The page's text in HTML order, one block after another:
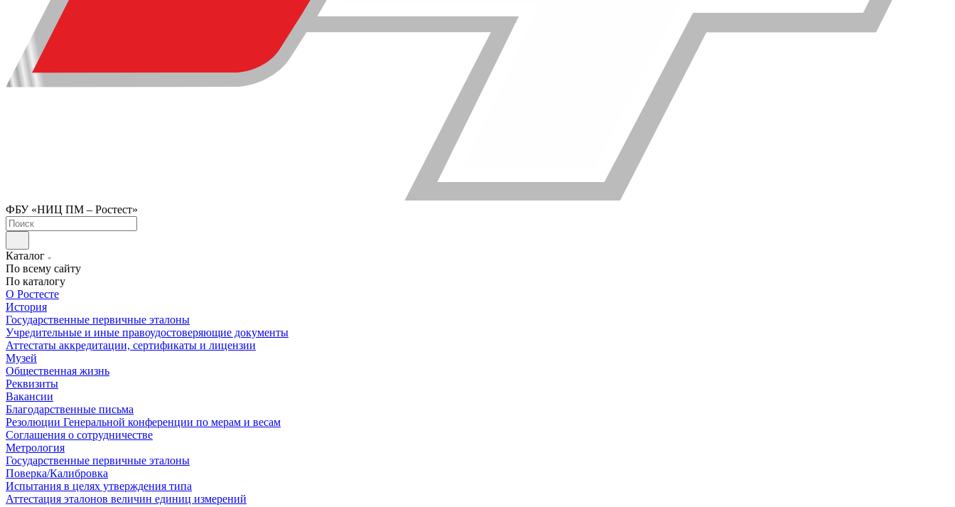
ФБУ «НИЦ ПМ – Ростест»
Каталог
По всему сайту
По каталогу
О Ростесте
История
Государственные первичные эталоны
Учредительные и иные правоудостоверяющие документы
Аттестаты аккредитации, сертификаты и лицензии
Музей
Общественная жизнь
Реквизиты
Вакансии
Благодарственные письма
Резолюции Генеральной конференции по мерам и весам
Соглашения о сотрудничестве
Метрология
Государственные первичные эталоны
Поверка/Калибровка
Испытания в целях утверждения типа
Аттестация эталонов величин единиц измерений